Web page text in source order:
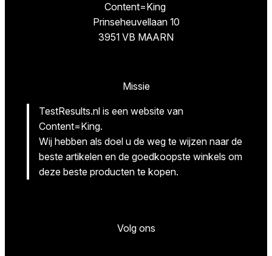
Content=King
Prinseheuvellaan 10
3951 VB MAARN
Missie
TestResults.nl is een website van
Content=King.
Wij hebben als doel u de weg te wijzen naar de
beste artikelen en de goedkoopste winkels om
deze beste producten te kopen.
Volg ons